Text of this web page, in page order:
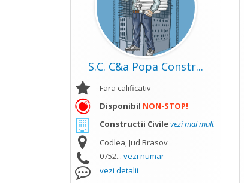
S.C. C&a Popa Constr...
Fara calificativ
Disponibil NON-STOP!
Constructii Civilevezi mai mult
Codlea, Jud Brasov
0752... vezi numar
vezi detalii